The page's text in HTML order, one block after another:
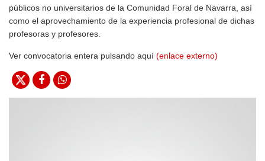
públicos no universitarios de la Comunidad Foral de Navarra, así
como el aprovechamiento de la experiencia profesional de dichas
profesoras y profesores.
Ver convocatoria entera pulsando aquí (enlace externo)